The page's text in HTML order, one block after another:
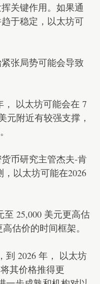
关键作用。如果通
于稳定，以太坊可
张局势可能会导致
， 以太坊可能会在 7
元附近有较强支撑，
币研究主管杰夫-肯
，以太坊可能在2026
至 25,000 美元更高估
估价的时间框架。
到 2026 年， 以太坊
其价格推得更